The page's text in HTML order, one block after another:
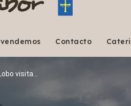
Contacto
visita...